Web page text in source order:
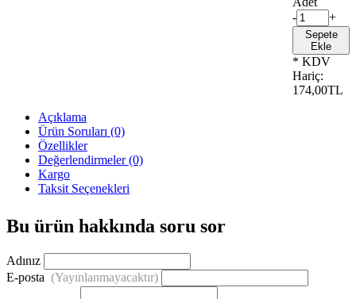
-
+
Sepete
Ekle
* KDV
Hariç:
174,00TL
Açıklama
Ürün Soruları (0)
Özellikler
Değerlendirmeler (0)
Kargo
Taksit Seçenekleri
Bu ürün hakkında soru sor
Adınız
E-posta (Yayınlanmayacaktır)